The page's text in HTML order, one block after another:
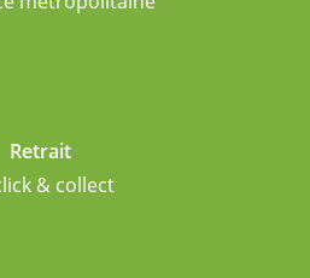
Retrait
& collect